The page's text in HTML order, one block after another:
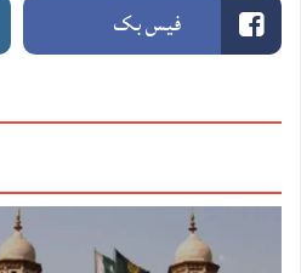
فیس بک